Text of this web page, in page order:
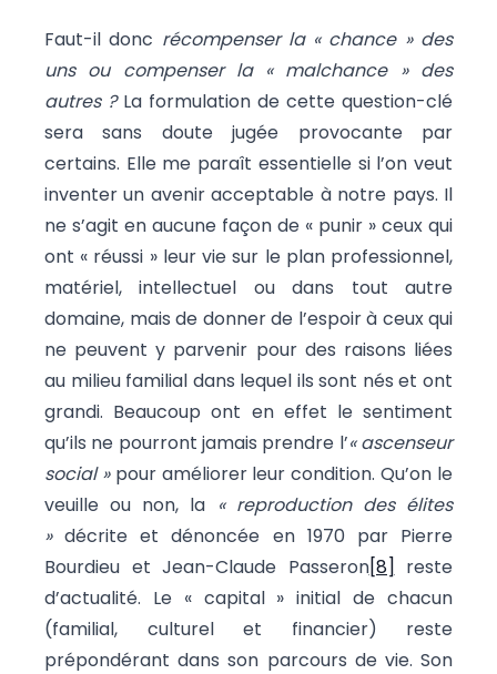
Faut-il donc récompenser la « chance » des
uns ou compenser la « malchance » des
autres ? La formulation de cette question-clé
sera sans doute jugée provocante par
certains. Elle me paraît essentielle si l’on veut
inventer un avenir acceptable à notre pays. Il
ne s’agit en aucune façon de « punir » ceux qui
ont « réussi » leur vie sur le plan professionnel,
matériel, intellectuel ou dans tout autre
domaine, mais de donner de l’espoir à ceux qui
ne peuvent y parvenir pour des raisons liées
au milieu familial dans lequel ils sont nés et ont
grandi. Beaucoup ont en effet le sentiment
qu’ils ne pourront jamais prendre l’« ascenseur
social »pour améliorer leur condition. Qu’on le
veuille ou non, la « reproduction des élites
»décrite et dénoncée en 1970 par Pierre
Bourdieu et Jean-Claude Passeron[8]
reste
d’actualité. Le « capital » initial de chacun
(familial, culturel et financier) reste
prépondérant dans son parcours de vie. Son